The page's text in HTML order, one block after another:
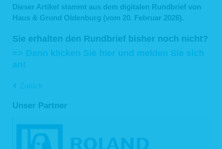
Dieser Artikel stammt aus dem digitalen Rundbrief von
Haus & Grund Oldenburg (vom 20. Februar 2026).
Sie erhalten den Rundbrief bisher noch nicht?
=> Dann klicken Sie hier und melden Sie sich
an!
Zurück
Unser Partner
3.2 Statistische Auswertung der Besuche dieser Internetseite
Wir erheben, verarbeiten und speichern bei dem Aufruf dieser Internetseite oder
Abrufs, übertragene Datenmenge und Meldung über den Erfolg des Abrufs (sog.
Web-Log). Diese Zugriffsdaten verwenden wir ausschließlich in nicht
personalisierter Form für die stetige Verbesserung unseres Internetangebots und
zu statistischen Zwecken.
wir nur für die Bearbeitung von Anfragen, die durch das Kontaktformular
Daten gelöscht, falls dem nicht gesetzliche Regelungen entgegenstehen.
3.4 Google Analytics